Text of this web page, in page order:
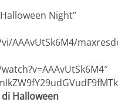
Night”
AAAvUtSk6M4/
Halloween